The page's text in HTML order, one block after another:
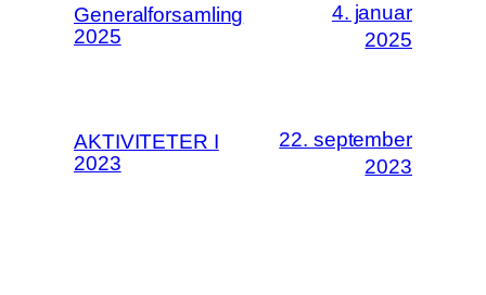
Generalforsamling
2025
4. januar
2025
AKTIVITETER I
2023
22. september
2023